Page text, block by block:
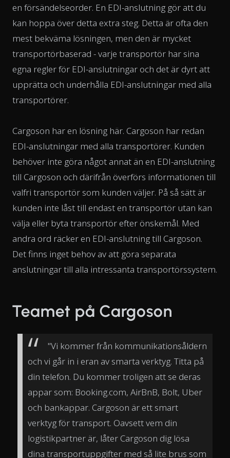
en försändelseorder. En EDI-anslutning gör att du
kan hoppa över detta extra steg. Detta är ofta den
mest bekväma lösningen, men den är mycket
transportörbaserad - varje transportör har sina
egna regler för EDI-anslutningar och det är dyrt att
upprätta och underhålla EDI-anslutningar med alla
transportörer.
Cargoson har en lösning här. Cargoson har redan
EDI-anslutningar med alla transportörer. Kunden
behöver inte göra något annat än en EDI-anslutning
till Cargoson och därifrån överförs informationen till
valfri transportör som kunden väljer. På så sätt är
kunden inte låst till endast en transportör utan kan
välja eller byta transportör efter önskemål. Med
andra ord räcker en EDI-anslutning till Cargoson.
Det finns inget behov av att göra separata
anslutningar till alla intressanta transportörssystem.
Teamet på Cargoson
"Vi kommer från kommunikationsåldern
och vi går in i eran av smarta verktyg. Titta på
din telefon. Du kommer troligen att se deras
appar som: Booking.com, AirBnB, Bolt, Uber
och bankappar. Cargoson är ett smart
verktyg för transport. Oavsett vem din
logistikpartner är, låter Cargoson dig lösa
dina transportuppgifter med så lite brus som